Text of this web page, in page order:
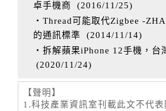
卓手機商
(2016/11/25)
‧Thread可能取代Zigbee -
的通訊標準 (2014/11/14)
‧拆解蘋果iPhone 12手機，台
(2020/11/24)
【聲明】
1.科技產業資訊室刊載此文不代